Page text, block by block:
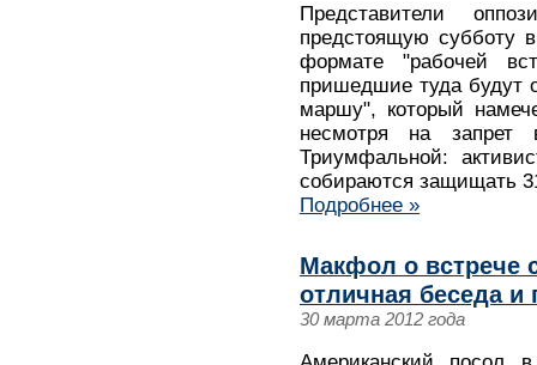
Представители
предстоящую субботу
формате "рабочей
пришедшие туда будут
маршу", который
несмотря на запрет
Триумфальной:
собираются защищать
Подробнее »
Макфол о встрече
отличная беседа и
30 марта 2012 года